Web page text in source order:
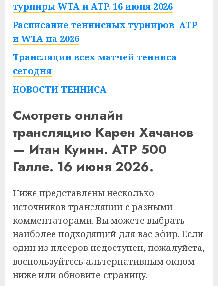
турниры WTA и ATP. 16 июня 2026
Расписание теннисных турниров ATP
и WTA на 2026
Трансляции всех матчей тенниса
сегодня
НОВОСТИ ТЕННИСА
Смотреть онлайн
трансляцию Карен Хачанов
— Итан Куинн. ATP 500
Галле. 16 июня 2026.
Ниже представлены несколько
источников трансляции с разными
комментаторами. Вы можете выбрать
наиболее подходящий для вас эфир. Если
один из плееров недоступен, пожалуйста,
воспользуйтесь альтернативным окном
ниже или обновите страницу.